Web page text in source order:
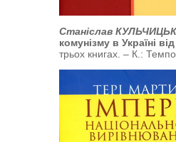
Станіслав
комунізму в Україні
трьох книгах. – К.: